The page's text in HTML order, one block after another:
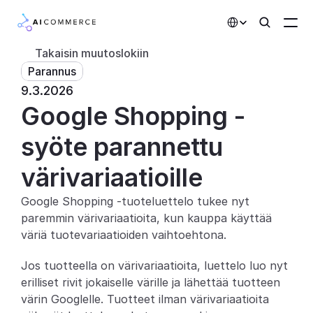
Asiakkaat
AI-toiminnot
Kumppanit
Hinnoittelu
Kehittäjille
Ratkaisut
Integraatiot
Tekoälyominaisuudet
Takaisin muutoslokiin
Parannus
9.3.2026
Google Shopping -
syöte parannettu
värivariaatioille
Google Shopping -tuoteluettelo tukee nyt
paremmin värivariaatioita, kun kauppa käyttää
väriä tuotevariaatioiden vaihtoehtona.
Jos tuotteella on värivariaatioita, luettelo luo nyt
erilliset rivit jokaiselle värille ja lähettää tuotteen
värin Googlelle. Tuotteet ilman värivariaatioita